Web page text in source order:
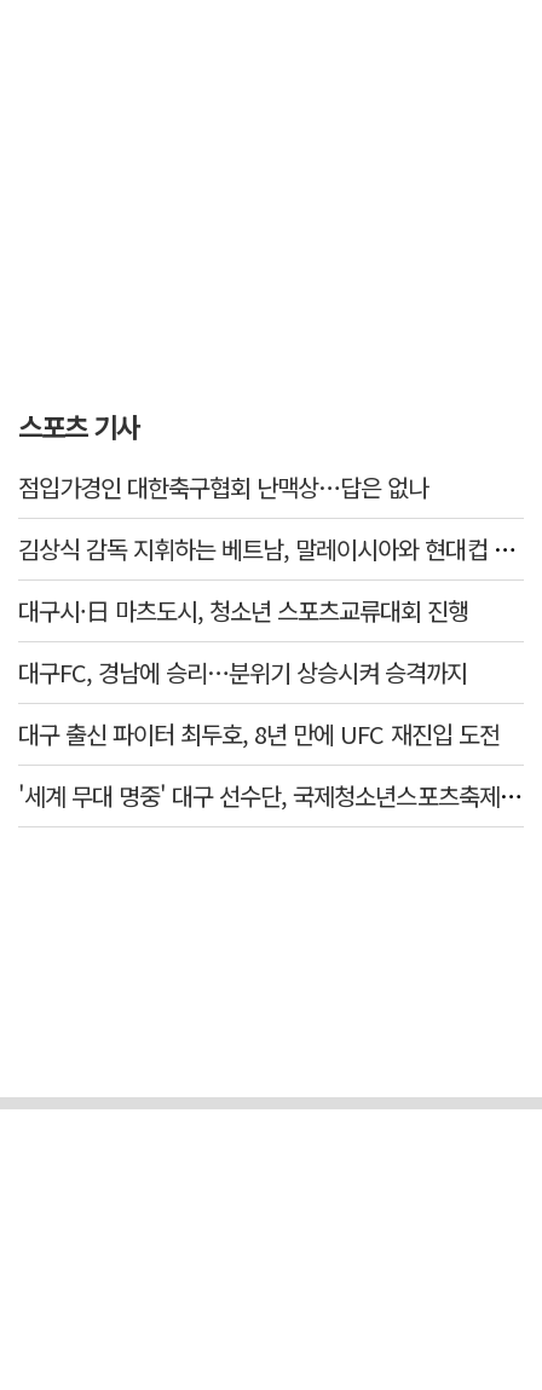
스포츠 기사
점입가경인 대한축구협회 난맥상…답은 없나
김상식 감독 지휘하는 베트남, 말레이시아와 현대컵 4강 격돌
대구시·日 마츠도시, 청소년 스포츠교류대회 진행
대구FC, 경남에 승리…분위기 상승시켜 승격까지
대구 출신 파이터 최두호, 8년 만에 UFC 재진입 도전
'세계 무대 명중' 대구 선수단, 국제청소년스포츠축제 금1·동4개